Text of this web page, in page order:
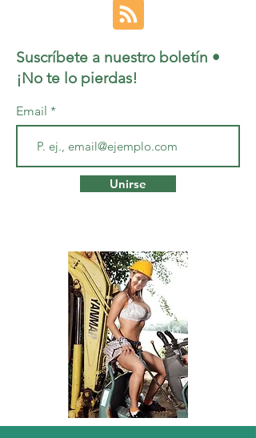
Suscríbete a nuestro boletín •
¡No te lo pierdas!
Email
Unirse